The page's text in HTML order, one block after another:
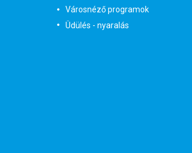
Városnéző programok
Üdülés - nyaralás